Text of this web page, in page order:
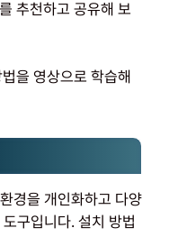
추천하고 공유해 보
을 영상으로 학습해
경을 개인화하고 다양
구입니다. 설치 방법